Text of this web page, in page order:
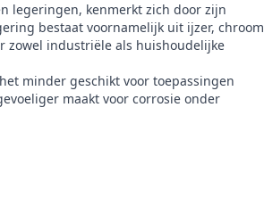
legeringen, kenmerkt zich door zijn
bestaat voornamelijk uit ijzer, chroom
zowel industriële als huishoudelijke
minder geschikt voor toepassingen
maakt voor corrosie onder